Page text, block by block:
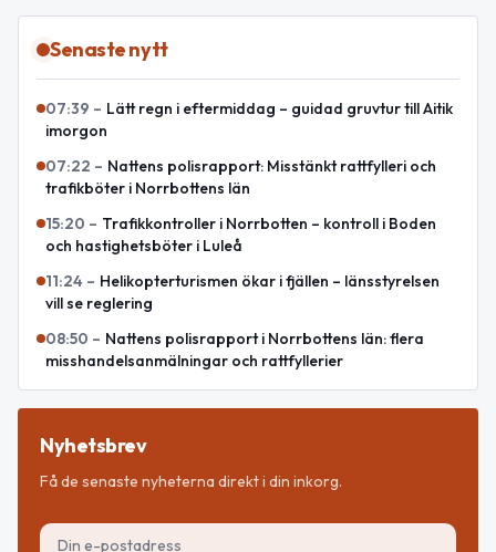
Senaste nytt
07:39 – Lätt regn i eftermiddag – guidad gruvtur till Aitik
imorgon
07:22 – Nattens polisrapport: Misstänkt rattfylleri och
trafikböter i Norrbottens län
15:20 – Trafikkontroller i Norrbotten – kontroll i Boden
och hastighetsböter i Luleå
11:24 – Helikopterturismen ökar i fjällen – länsstyrelsen
vill se reglering
08:50 – Nattens polisrapport i Norrbottens län: flera
misshandelsanmälningar och rattfyllerier
Nyhetsbrev
Få de senaste nyheterna direkt i din inkorg.